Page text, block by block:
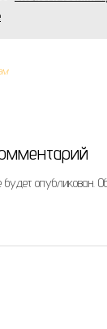
опубликован.